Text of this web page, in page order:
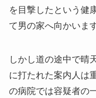
を目撃したという健
て男の家へ向かいます
しかし道の途中で晴
に打たれた案内人は
の病院では容疑者の